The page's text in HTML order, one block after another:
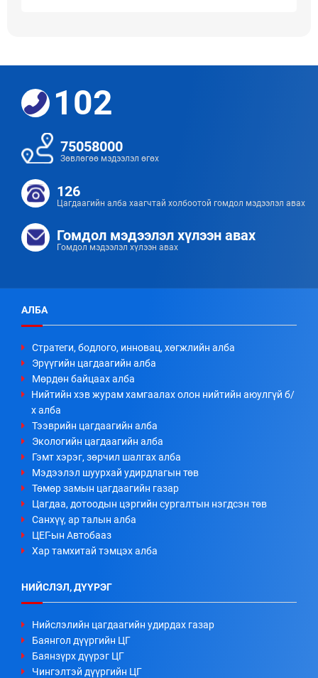
102
75058000
Зөвлөгөө мэдээлэл өгөх
126
Цагдаагийн алба хаагчтай холбоотой гомдол мэдээлэл авах
Гомдол мэдээлэл хүлээн авах
Гомдол мэдээлэл хүлээн авах
АЛБА
Стратеги, бодлого, инновац, хөгжлийн алба
Эрүүгийн цагдаагийн алба
Мөрдөн байцаах алба
Нийтийн хэв журам хамгаалах олон нийтийн аюулгүй б/
х алба
Тээврийн цагдаагийн алба
Экологийн цагдаагийн алба
Гэмт хэрэг, зөрчил шалгах алба
Мэдээлэл шуурхай удирдлагын төв
Төмөр замын цагдаагийн газар
Цагдаа, дотоодын цэргийн сургалтын нэгдсэн төв
Санхүү, ар талын алба
ЦЕГ-ын Автобааз
Хар тамхитай тэмцэх алба
НИЙСЛЭЛ, ДҮҮРЭГ
Нийслэлийн цагдаагийн удирдах газар
Баянгол дүүргийн ЦГ
Баянзүрх дүүрэг ЦГ
Чингэлтэй дүүргийн ЦГ